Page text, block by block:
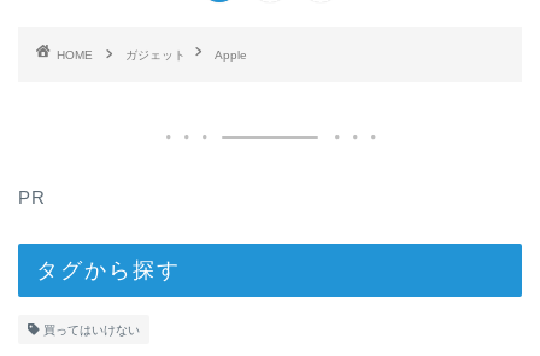
HOME ガジェット Apple
PR
タグから探す
買ってはいけない